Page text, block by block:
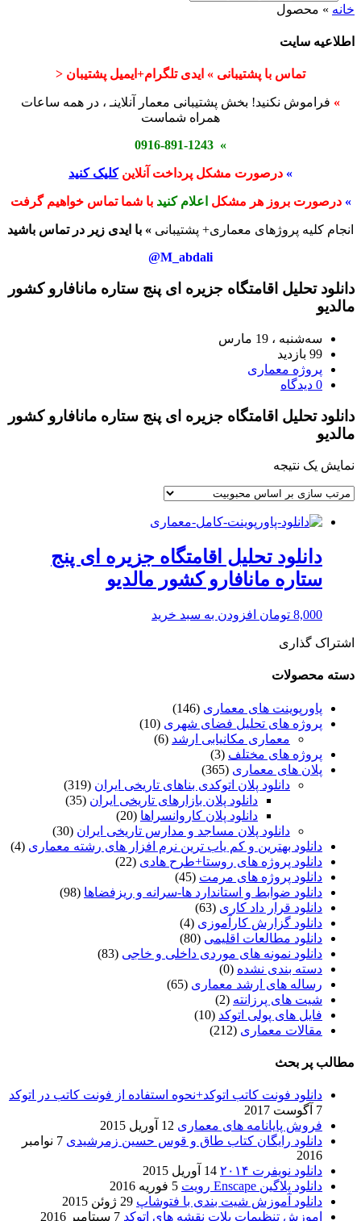
خانه » محصول
اطلاعیه سایت
تماس با پشتیبانی » ایدی تلگرام+ایمیل پشتیبان <
» فراموش نکنید! بخش پشتیبانی معمار آنلاینـ ، در همه ساعات
همراه شماست
» 0916-891-1243
» درصورت مشکل پرداخت آنلاینکلیک کنید
» درصورت بروز هر مشکل اعلام کنید با شما تماس خواهیم گرفت
انجام کلیه پروژهای معماری+ پشتیبانی » با ایدی زیر در تماس باشید
M_abdali@
دانلود تحلیل اقامتگاه جزیره ای پنج ستاره مانافارو کشور
مالدیو
سه‌شنبه ، 19 مارس
99 بازدید
پروژه معماری
0 دیدگاه
دانلود تحلیل اقامتگاه جزیره ای پنج ستاره مانافارو کشور
مالدیو
نمایش یک نتیجه
دانلود تحلیل اقامتگاه جزیره ای پنج
ستاره مانافارو کشور مالدیو
8,000 تومان افزودن به سبد خرید
اشتراک گذاری
دسته محصولات
پاورپوینت های معماری (146)
پروژه های تحلیل فضای شهری (10)
معماری مکانیابی ارشد (6)
پروژه های مختلف (3)
پلان های معماری (365)
دانلود پلان اتوکدی بناهای تاریخی ایران (319)
دانلود پلان بازارهای تاریخی ایران (35)
دانلود پلان کاروانسراها (20)
دانلود پلان مساجد و مدارس تاریخی ایران (30)
دانلود بهترین و کم یاب ترین نرم افزار های رشته معماری (4)
دانلود پروژه های روستا+طرح هادی (22)
دانلود پروژه های مرمت (45)
دانلود ضوابط و استاندارد ها-سرانه و ریزفضاها (98)
دانلود قرار داد کاری (63)
دانلود گزارش کارآموزی (4)
دانلود مطالعات اقلیمی (80)
دانلود نمونه های موردی داخلی و خاجی (83)
دسته بندی نشده (0)
رساله های ارشد معماری (65)
شیت های پرزانته (2)
فایل های پولی اتوکد (10)
مقالات معماری (212)
مطالب پر بحث
دانلود فونت کاتب اتوکد+نحوه استفاده از فونت کاتب در اتوکد
7 آگوست 2017
فروش پایانامه های معماری 12 آوریل 2015
دانلود رایگان کتاب طاق و قوس حسین زمرشیدی
7 نوامبر
2016
دانلود نویفرت ۲۰۱۴
14 آوریل 2015
دانلود پلاگین Enscape رویت
5 فوریه 2016
دانلود آموزش شیت بندی با فتوشاپ 29 ژوئن 2015
اموزش تنظیمات پلات نقشه های اتوکد 7 سپتامبر 2016